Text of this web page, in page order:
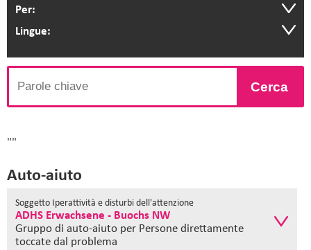
Per:
Lingue:
Cerca
""
Auto-aiuto
Soggetto Iperattività e disturbi dell'attenzione
ADHS Erwachsene - Buochs NW
Gruppo di auto-aiuto per Persone direttamente
toccate dal problema